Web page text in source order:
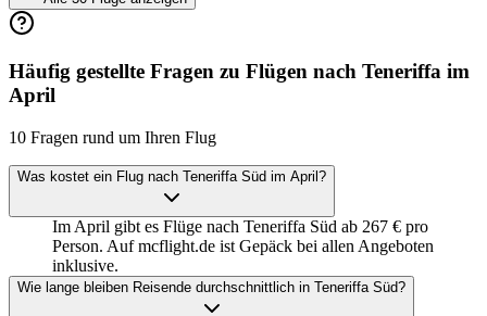
Häufig gestellte Fragen zu Flügen nach Teneriffa im
April
10 Fragen rund um Ihren Flug
Was kostet ein Flug nach Teneriffa Süd im April?
Im April gibt es Flüge nach Teneriffa Süd ab 267 € pro
Person. Auf mcflight.de ist Gepäck bei allen Angeboten
inklusive.
Wie lange bleiben Reisende durchschnittlich in Teneriffa Süd?